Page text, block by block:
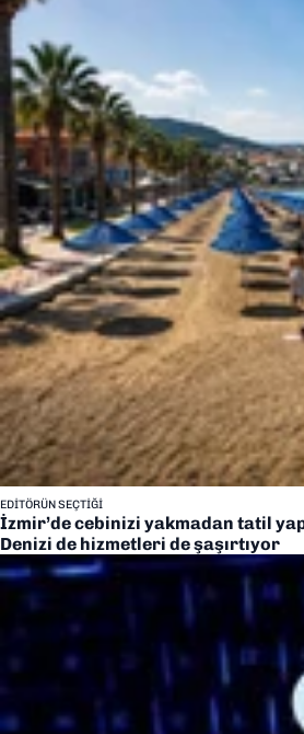
EDITÖRÜN SEÇTIĞI
İzmir’de cebinizi yakmadan tatil
Denizi de hizmetleri de şaşırtıyor